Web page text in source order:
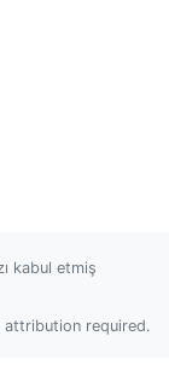
kabul etmiş
attribution required.